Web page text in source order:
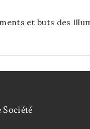
et buts des